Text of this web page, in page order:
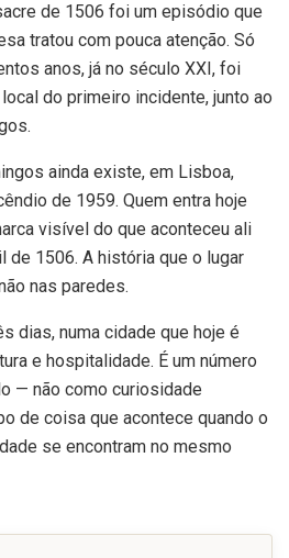
de 1506 foi um episódio que
tratou com pouca atenção. Só
anos, já no século XXI, foi
do primeiro incidente, junto ao
ainda existe, em Lisboa,
de 1959. Quem entra hoje
visível do que aconteceu ali
de 1506. A história que o lugar
nas paredes.
dias, numa cidade que hoje é
e hospitalidade. É um número
— não como curiosidade
de coisa que acontece quando o
se encontram no mesmo